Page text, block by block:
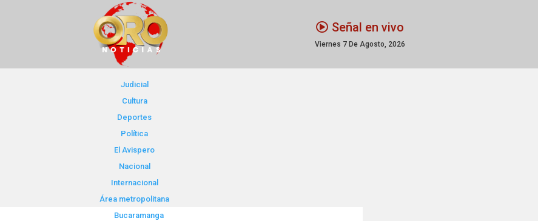
Señal en vivo
Viernes 7 De Agosto, 2026
Judicial
Cultura
Deportes
Política
El Avispero
Nacional
Internacional
Área metropolitana
Bucaramanga